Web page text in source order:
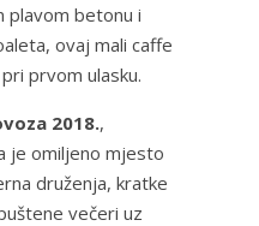
plavom betonu i
ovaj mali caffe
prvom ulasku.
2018.,
je omiljeno mjesto
druženja, kratke
večeri uz